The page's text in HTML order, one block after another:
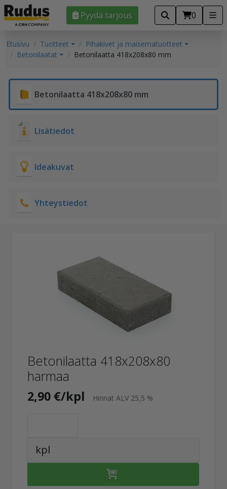
Pyydä tarjous 0
Etusivu Tuotteet
Pihakivet ja maisematuotteet
Betonilaatat
Betonilaatta 418x208x80 mm
Betonilaatta 418x208x80 mm
Lisätiedot
Ideakuvat
Yhteystiedot
Betonilaatta 418x208x80
harmaa
2,90 €/kpl Hinnat ALV 25,5 %
kpl